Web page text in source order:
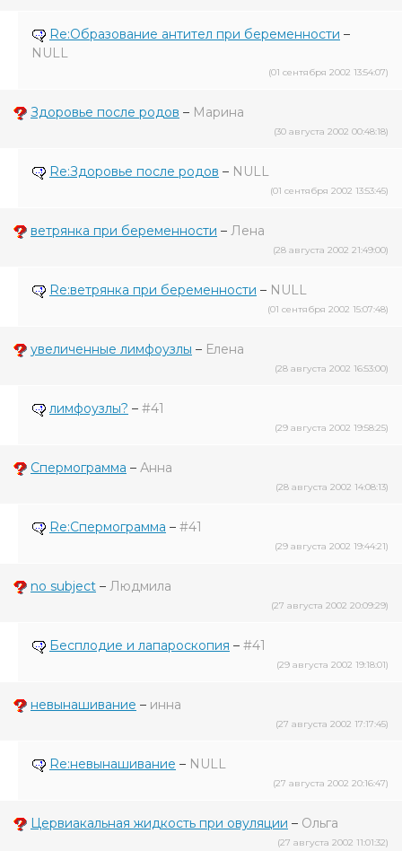
Re:Образование антител при беременности –
NULL
(01 сентября 2002 13:54:07)
Здоровье после родов – Марина
(30 августа 2002 00:48:18)
Re:Здоровье после родов – NULL
(01 сентября 2002 13:53:45)
ветрянка при беременности – Лена
(28 августа 2002 21:49:00)
Re:ветрянка при беременности – NULL
(01 сентября 2002 15:07:48)
увеличенные лимфоузлы – Елена
(28 августа 2002 16:53:00)
лимфоузлы? – #41
(29 августа 2002 19:58:25)
Спермограмма – Анна
(28 августа 2002 14:08:13)
Re:Спермограмма – #41
(29 августа 2002 19:44:21)
no subject – Людмила
(27 августа 2002 20:09:29)
Бесплодие и лапароскопия – #41
(29 августа 2002 19:18:01)
невынашивание – инна
(27 августа 2002 17:17:45)
Re:невынашивание – NULL
(27 августа 2002 20:16:47)
Цервиакальная жидкость при овуляции – Ольга
(27 августа 2002 11:01:32)